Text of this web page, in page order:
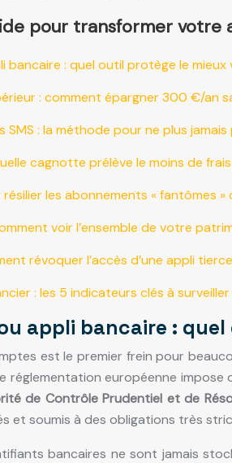
pour transformer
bancaire : quel outil protège le
: comment épargner 300 €/
SMS : la méthode pour ne plus
cagnotte prélève le moins de
les abonnements « fantômes
voir l’ensemble de votre
révoquer l’accès d’une appli
: les 5 indicateurs clés à
appli bancaire :
est le premier frein pour
réglementation européenne impose
de Contrôle Prudentiel et de
et soumis à des obligations très
bancaires ne sont jamais